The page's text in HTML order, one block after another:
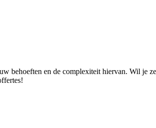
behoeften en de complexiteit hiervan. Wil je